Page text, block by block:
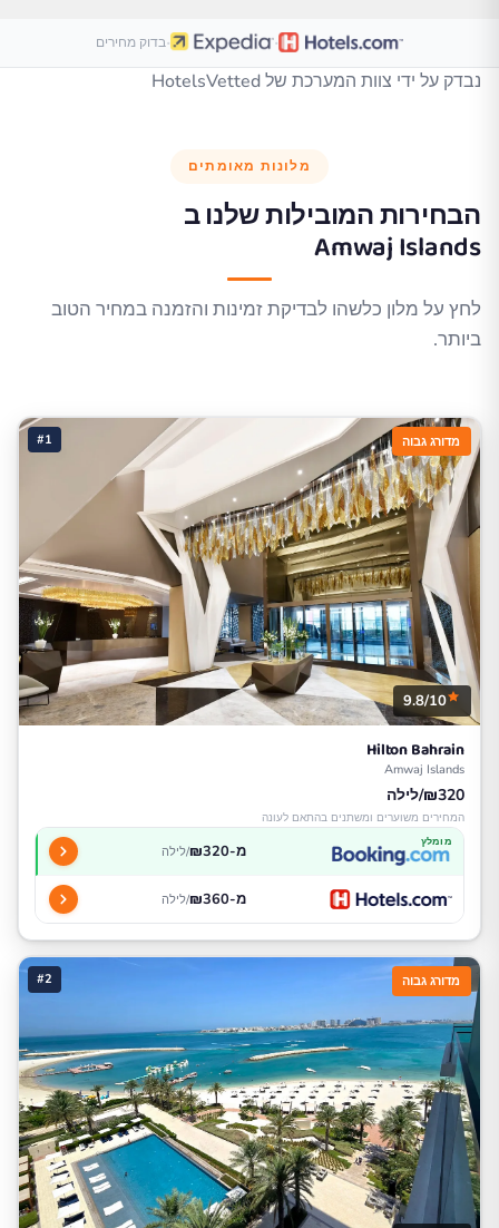
·
·בדוק מחירים
נבדק על ידי צוות המערכת של HotelsVetted
מלונות מאומתים
הבחירות המובילות שלנו ב
Amwaj Islands
לחץ על מלון כלשהו לבדיקת זמינות והזמנה במחיר הטוב
ביותר.
#1 מדורג גבוה
9.8/10
Hilton Bahrain
Amwaj Islands
₪320/לילה
המחירים משוערים ומשתנים בהתאם לעונה
מומלץ מ-₪320 /לילה
מ-₪360 /לילה
#2 מדורג גבוה